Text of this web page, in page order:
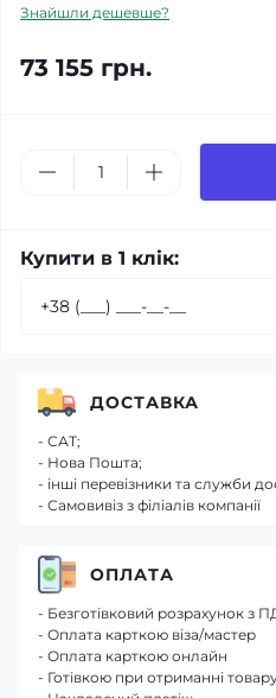
Знайшли дешевше?
73 155 грн.
Купити в 1 клік:
ДОСТАВКА
- САТ;
- Нова Пошта;
- інші перевізники та служби
- Самовивіз з філіалів компанії
ОПЛАТА
- Безготівковий розрахунок з
- Оплата карткою віза/мастер
- Оплата карткою онлайн
- Готівкою при отриманні